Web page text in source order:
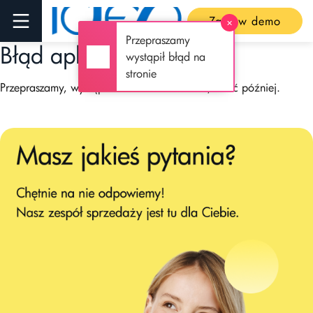
Zamów demo
Błąd aplikacji
Przepraszamy, wystąpiła usterka techniczna, wróć później.
Przepraszamy
wystąpił błąd na
stronie
✕